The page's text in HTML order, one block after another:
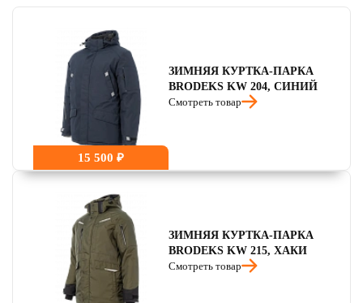
4.5
15 500 ₽
ЗИМНЯЯ КУРТКА-ПАРКА
BRODEKS KW 204, СИНИЙ
Смотреть товар
ЗИМНЯЯ КУРТКА-ПАРКА
BRODEKS KW 215, ХАКИ
Смотреть товар